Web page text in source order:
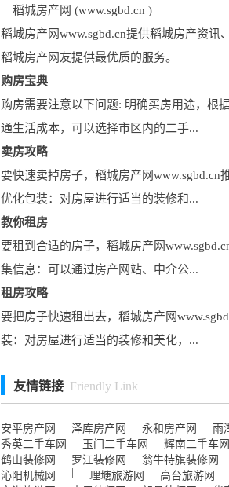
稻城房产网 (www.sgbd.cn )
稻城房产网www.sgbd.cn提供稻城房产资
稻城房产网友提供最优质的服务。
购房宝典
购房需要注意以下问题: 明确买房用途，根
通生活成本，可以选择市区内的二手...
卖房攻略
要快速卖掉房子，稻城房产网www.sgbd.cn
优化包装：对房屋进行适当的装修和...
教你租房
要租到合适的房子，稻城房产网
集信息：可以通过房产网站、中介公...
租房攻略
要把房子快速租出去，稻城房产网
装：对房屋进行适当的装修和美化，...
友情链接 Friendly Link
安平房产网 泽库房产网 永和房产网 雨
秀英二手车网
玉门二手车网 辉南二手车网
鹤山装修网
罗江装修网 翁牛特旗装修网
沁阳机械网
理塘旅游网 高台旅游网